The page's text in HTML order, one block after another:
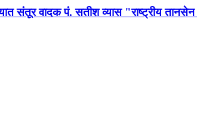
संतूर वादक पं. सतीश व्यास "राष्ट्रीय